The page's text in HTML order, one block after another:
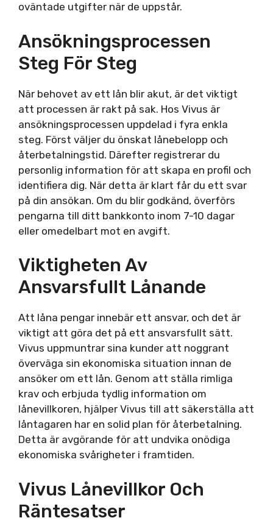
oväntade utgifter när de uppstår.
Ansökningsprocessen
Steg För Steg
När behovet av ett lån blir akut, är det viktigt
att processen är rakt på sak. Hos Vivus är
ansökningsprocessen uppdelad i fyra enkla
steg. Först väljer du önskat lånebelopp och
återbetalningstid. Därefter registrerar du
personlig information för att skapa en profil och
identifiera dig. När detta är klart får du ett svar
på din ansökan. Om du blir godkänd, överförs
pengarna till ditt bankkonto inom 7-10 dagar
eller omedelbart mot en avgift.
Viktigheten Av
Ansvarsfullt Lånande
Att låna pengar innebär ett ansvar, och det är
viktigt att göra det på ett ansvarsfullt sätt.
Vivus uppmuntrar sina kunder att noggrant
överväga sin ekonomiska situation innan de
ansöker om ett lån. Genom att ställa rimliga
krav och erbjuda tydlig information om
lånevillkoren, hjälper Vivus till att säkerställa att
låntagaren har en solid plan för återbetalning.
Detta är avgörande för att undvika onödiga
ekonomiska svårigheter i framtiden.
Vivus Lånevillkor Och
Räntesatser